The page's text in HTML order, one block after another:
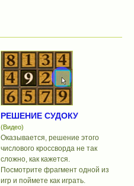
РЕШЕНИЕ СУДОКУ
(Видео)
Оказывается, решение этого
числового кроссворда не так
сложно, как кажется.
Посмотрите фрагмент одной из
игр и поймете как играть.